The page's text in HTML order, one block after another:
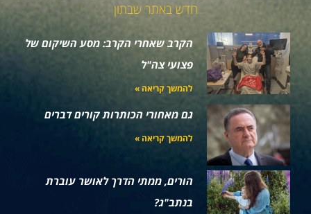
חדש באתר שבתון
הקרב שאחרי הקרב: מסע השיקום של
פצועי צה"ל
להמשך קריאה »
גם מאחורי הכותרות קורים דברים
להמשך קריאה »
הורים, ממתי הדרך לאושר עוברת
בנתב"ג?